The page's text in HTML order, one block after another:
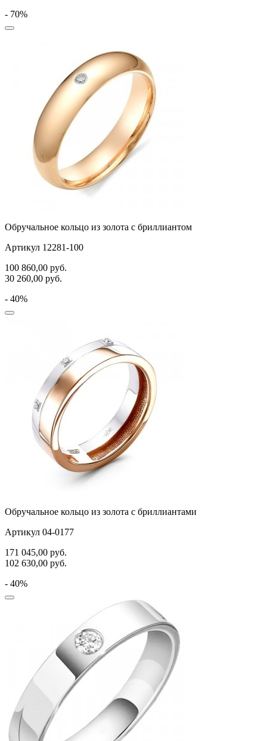
- 70%
Обручальное кольцо из золота с бриллиантом
Артикул 12281-100
100 860,00 руб.
30 260,00 руб.
- 40%
Обручальное кольцо из золота с бриллиантами
Артикул 04-0177
171 045,00 руб.
102 630,00 руб.
- 40%